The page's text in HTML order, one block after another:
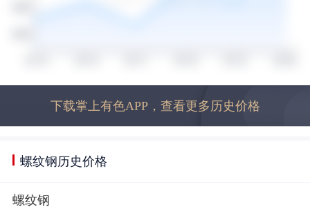
下载掌上有色APP，查看更多历史价格
螺纹钢历史价格
螺纹钢